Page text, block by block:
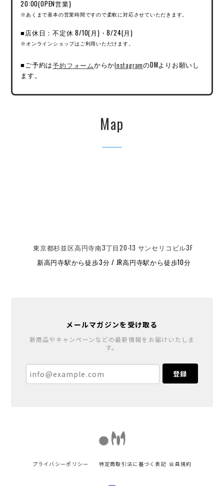
20:00(OPEN営業)
※あくまで基本の営業時間ですので柔軟に対応させていただきます。
■店休日：不定休 8/10(月)・8/24(月)
※オンラインショップはご利用いただけます。
■ご予約は予約フォームからかInstagramのDMよりお願いし
ます。
Map
東京都杉並区高円寺南3丁目20-13 サンセリコビル3F
新高円寺駅から徒歩3分 / JR高円寺駅から徒歩10分
メールマガジンを受け取る
新商品やキャンペーンなどの最新情報をお届けいたしま
す。
登録
プライバシーポリシー 特定商取引法に基づく表記 会員規約